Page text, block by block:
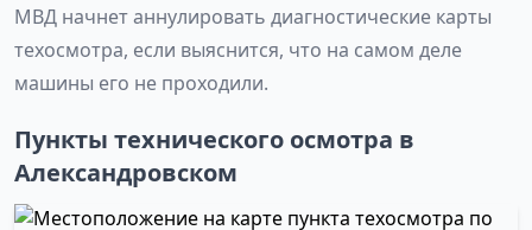
МВД начнет аннулировать диагностические карты
техосмотра, если выяснится, что на самом деле
машины его не проходили.
Пункты технического осмотра в
Александровском